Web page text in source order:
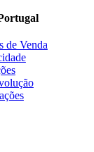
de Venda